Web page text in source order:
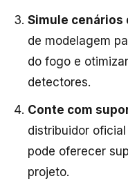
Simule cenários
de modelagem
do fogo e
detectores.
Conte com
distribuidor
pode oferecer
projeto.